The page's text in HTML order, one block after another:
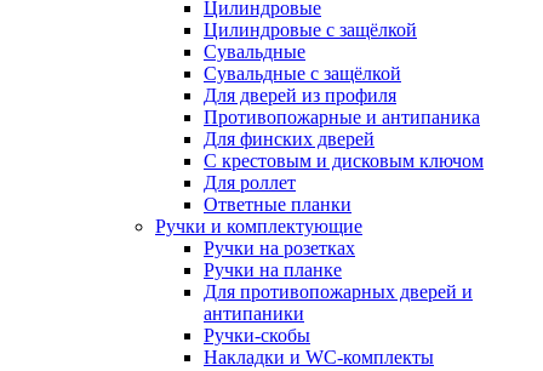
Цилиндровые
Цилиндровые с защёлкой
Сувальдные
Сувальдные с защёлкой
Для дверей из профиля
Противопожарные и антипаника
Для финских дверей
С крестовым и дисковым ключом
Для роллет
Ответные планки
Ручки и комплектующие
Ручки на розетках
Ручки на планке
Для противопожарных дверей и
антипаники
Ручки-скобы
Накладки и WC-комплекты